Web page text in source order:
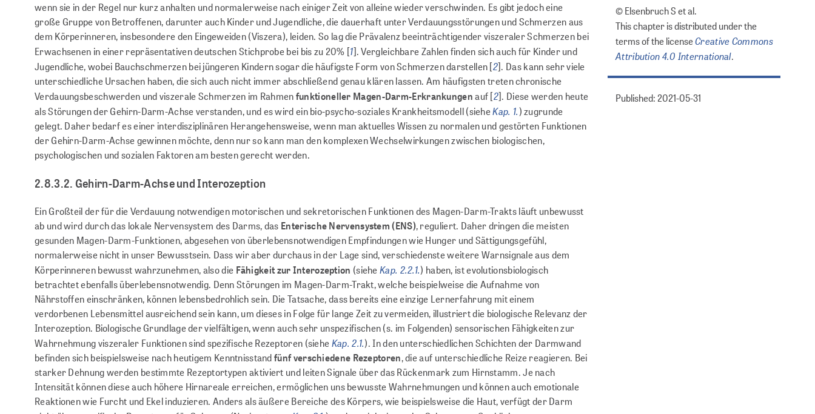
wenn sie in der Regel nur kurz anhalten und normalerweise nach einiger Zeit von alleine wieder verschwinden. Es gibt jedoch eine
große Gruppe von Betroffenen, darunter auch Kinder und Jugendliche, die dauerhaft unter Verdauungsstörungen und Schmerzen aus
dem Körperinneren, insbesondere den Eingeweiden (Viszera), leiden. So lag die Prävalenz beeinträchtigender viszeraler Schmerzen bei
Erwachsenen in einer repräsentativen deutschen Stichprobe bei bis zu 20% [1]. Vergleichbare Zahlen finden sich auch für Kinder und
Jugendliche, wobei Bauchschmerzen bei jüngeren Kindern sogar die häufigste Form von Schmerzen darstellen [2]. Das kann sehr viele
unterschiedliche Ursachen haben, die sich auch nicht immer abschließend genau klären lassen. Am häufigsten treten chronische
Verdauungsbeschwerden und viszerale Schmerzen im Rahmenfunktioneller Magen-Darm-Erkrankungenauf [2]. Diese werden heute
als Störungen der Gehirn-Darm-Achse verstanden, und es wird ein bio-psycho-soziales Krankheitsmodell (sieheKap. 1.) zugrunde
gelegt. Daher bedarf es einer interdisziplinären Herangehensweise, wenn man aktuelles Wissen zu normalen und gestörten Funktionen
der Gehirn-Darm-Achse gewinnen möchte, denn nur so kann man den komplexen Wechselwirkungen zwischen biologischen,
psychologischen und sozialen Faktoren am besten gerecht werden.
2.8.3.2. Gehirn-Darm-Achse und Interozeption
Ein Großteil der für die Verdauung notwendigen motorischen und sekretorischen Funktionen des Magen-Darm-Trakts läuft unbewusst
ab und wird durch das lokale Nervensystem des Darms, das Enterische Nervensystem (ENS), reguliert. Daher dringen die meisten
gesunden Magen-Darm-Funktionen, abgesehen von überlebensnotwendigen Empfindungen wie Hunger und Sättigungsgefühl,
normalerweise nicht in unser Bewusstsein. Dass wir aber durchaus in der Lage sind, verschiedenste weitere Warnsignale aus dem
Körperinneren bewusst wahrzunehmen, also die Fähigkeit zur Interozeption (sieheKap. 2.2.1.) haben, ist evolutionsbiologisch
betrachtet ebenfalls überlebensnotwendig. Denn Störungen im Magen-Darm-Trakt, welche beispielweise die Aufnahme von
Nährstoffen einschränken, können lebensbedrohlich sein. Die Tatsache, dass bereits eine einzige Lernerfahrung mit einem
verdorbenen Lebensmittel ausreichend sein kann, um dieses in Folge für lange Zeit zu vermeiden, illustriert die biologische Relevanz der
Interozeption. Biologische Grundlage der vielfältigen, wenn auch sehr unspezifischen (s. im Folgenden) sensorischen Fähigkeiten zur
Wahrnehmung viszeraler Funktionen sind spezifische Rezeptoren (sieheKap. 2.1.). In den unterschiedlichen Schichten der Darmwand
befinden sich beispielsweise nach heutigem Kenntnisstandfünf verschiedene Rezeptoren, die auf unterschiedliche Reize reagieren. Bei
starker Dehnung werden bestimmte Rezeptortypen aktiviert und leiten Signale über das Rückenmark zum Hirnstamm. Je nach
Intensität können diese auch höhere Hirnareale erreichen, ermöglichen uns bewusste Wahrnehmungen und können auch emotionale
Reaktionen wie Furcht und Ekel induzieren. Anders als äußere Bereiche des Körpers, wie beispielsweise die Haut, verfügt der Darm
© Elsenbruch S et al.
This chapter is distributed under the
terms of the licenseCreative Commons
Attribution 4.0 International.
Published: 2021-05-31